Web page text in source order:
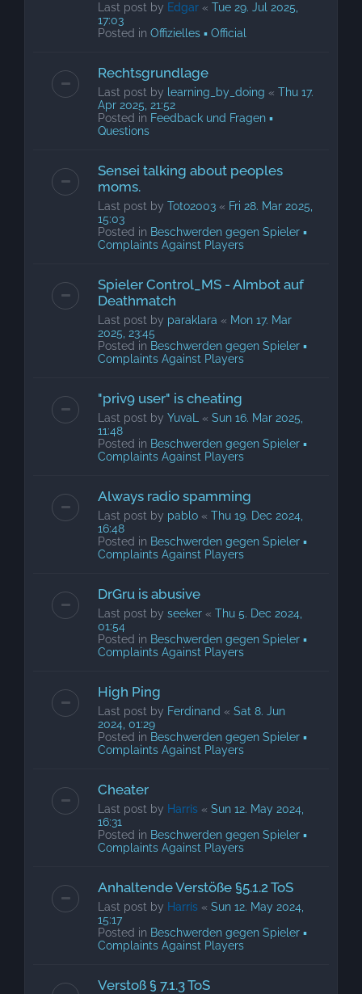
Last post by Edgar « Tue 29. Jul 2025,
17:03
Posted in Offizielles ▪ Official
Rechtsgrundlage
Last post by learning_by_doing « Thu 17.
Apr 2025, 21:52
Posted in Feedback und Fragen ▪
Questions
Sensei talking about peoples
moms.
Last post by Toto2003 « Fri 28. Mar 2025,
15:03
Posted in Beschwerden gegen Spieler ▪
Complaints Against Players
Spieler Control_MS - AImbot auf
Deathmatch
Last post by paraklara « Mon 17. Mar
2025, 23:45
Posted in Beschwerden gegen Spieler ▪
Complaints Against Players
"priv9 user" is cheating
Last post by YuvaL « Sun 16. Mar 2025,
11:48
Posted in Beschwerden gegen Spieler ▪
Complaints Against Players
Always radio spamming
Last post by pablo « Thu 19. Dec 2024,
16:48
Posted in Beschwerden gegen Spieler ▪
Complaints Against Players
DrGru is abusive
Last post by seeker « Thu 5. Dec 2024,
01:54
Posted in Beschwerden gegen Spieler ▪
Complaints Against Players
High Ping
Last post by Ferdinand « Sat 8. Jun
2024, 01:29
Posted in Beschwerden gegen Spieler ▪
Complaints Against Players
Cheater
Last post by Harris « Sun 12. May 2024,
16:31
Posted in Beschwerden gegen Spieler ▪
Complaints Against Players
Anhaltende Verstöße §5.1.2 ToS
Last post by Harris « Sun 12. May 2024,
15:17
Posted in Beschwerden gegen Spieler ▪
Complaints Against Players
Verstoß § 7.1.3 ToS